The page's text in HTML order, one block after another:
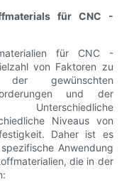
für CNC -
für CNC -
von Faktoren zu
der gewünschten
und der
Niveaus von
Daher ist es
Anwendung
die in der